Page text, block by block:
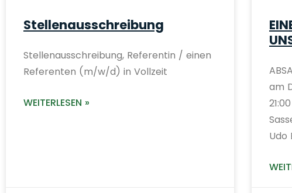
Stellenausschreibung
Stellenausschreibung, Referentin / einen
Referenten (m/w/d) in Vollzeit
WEITERLESEN »
am
Udo